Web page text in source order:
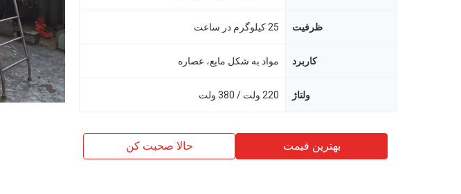
ظرفیت 25 کیلوگرم در ساعت
کاربرد مواد به شکل مایع، عصاره
ولتاژ 220 ولت / 380 ولت
بهترین قیمت حالا صحبت کن